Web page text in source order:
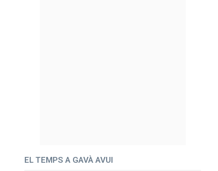
EL TEMPS A GAVÀ AVUI